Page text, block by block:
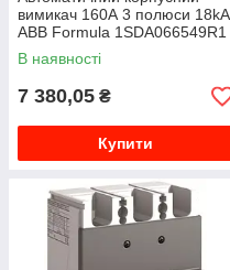
вимикач 160А 3 полюси 18kA
ABB Formula 1SDA066549R1
В наявності
7 380,05 ₴
Купити